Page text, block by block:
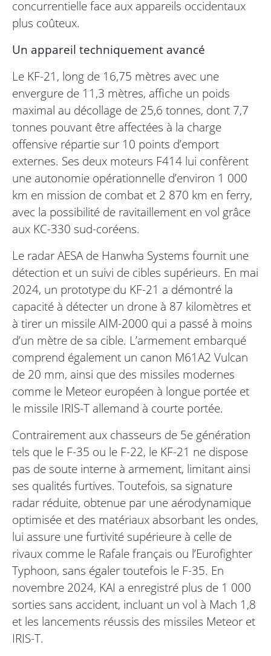
concurrentielle face aux appareils occidentaux
plus coûteux.
Un appareil techniquement avancé
Le KF-21, long de 16,75 mètres avec une
envergure de 11,3 mètres, affiche un poids
maximal au décollage de 25,6 tonnes, dont 7,7
tonnes pouvant être affectées à la charge
offensive répartie sur 10 points d’emport
externes. Ses deux moteurs F414 lui confèrent
une autonomie opérationnelle d’environ 1 000
km en mission de combat et 2 870 km en ferry,
avec la possibilité de ravitaillement en vol grâce
aux KC-330 sud-coréens.
Le radar AESA de Hanwha Systems fournit une
détection et un suivi de cibles supérieurs. En mai
2024, un prototype du KF-21 a démontré la
capacité à détecter un drone à 87 kilomètres et
à tirer un missile AIM-2000 qui a passé à moins
d’un mètre de sa cible. L’armement embarqué
comprend également un canon M61A2 Vulcan
de 20 mm, ainsi que des missiles modernes
comme le Meteor européen à longue portée et
le missile IRIS-T allemand à courte portée.
Contrairement aux chasseurs de 5e génération
tels que le F-35 ou le F-22, le KF-21 ne dispose
pas de soute interne à armement, limitant ainsi
ses qualités furtives. Toutefois, sa signature
radar réduite, obtenue par une aérodynamique
optimisée et des matériaux absorbant les ondes,
lui assure une furtivité supérieure à celle de
rivaux comme le Rafale français ou l’Eurofighter
Typhoon, sans égaler toutefois le F-35. En
novembre 2024, KAI a enregistré plus de 1 000
sorties sans accident, incluant un vol à Mach 1,8
et les lancements réussis des missiles Meteor et
IRIS-T.